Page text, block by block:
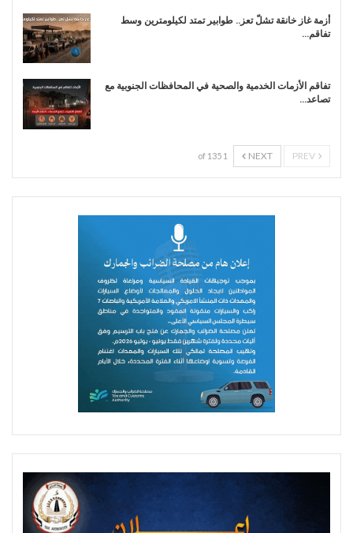
أزمة غاز خانقة تشلّ تعز.. طوابير تمتد لكيلومترين وسط
تفاقم…
تفاقم الأزمات الخدمية والصحية في المحافظات الجنوبية مع
تصاعد…
NEXT
1 of 135